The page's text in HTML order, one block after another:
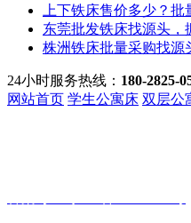
上下铁床售价多少？批
东莞批发铁床找源头，
株洲铁床批量采购找源
24小时服务热线： 180-2825-
网站首页 学生公寓床 双层公